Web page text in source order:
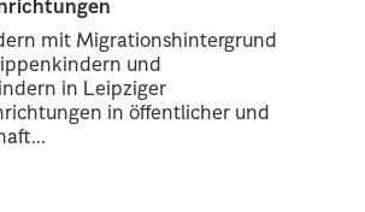
mit Migrationshintergrund
und
in Leipziger
in öffentlicher und